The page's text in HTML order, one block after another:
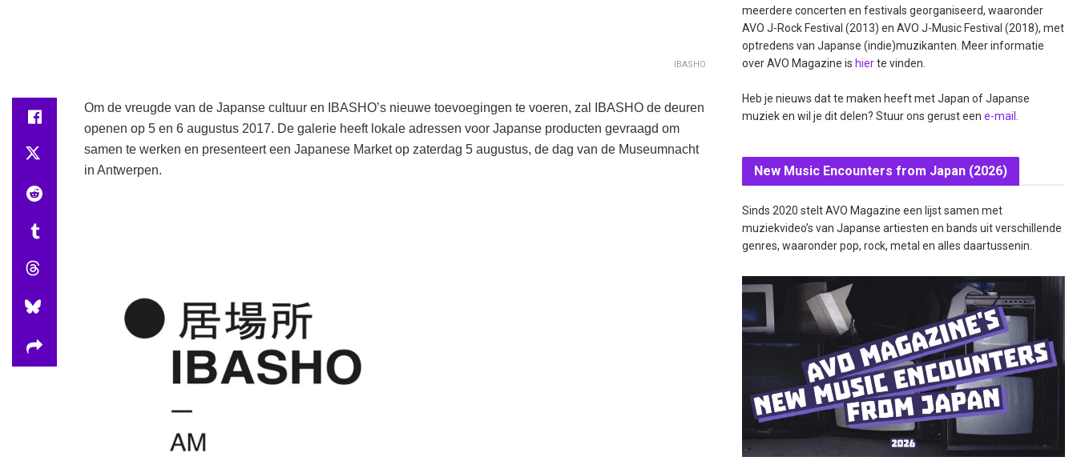
IBASHO
Om de vreugde van de Japanse cultuur en IBASHO’s nieuwe toevoegingen te voeren, zal IBASHO de deuren
openen op 5 en 6 augustus 2017. De galerie heeft lokale adressen voor Japanse producten gevraagd om
samen te werken en presenteert een Japanese Market op zaterdag 5 augustus, de dag van de Museumnacht
in Antwerpen.
meerdere concerten en festivals georganiseerd, waaronder
AVO J-Rock Festival (2013) en AVO J-Music Festival (2018), met
optredens van Japanse (indie)muzikanten. Meer informatie
over AVO Magazine is hierte vinden.
Heb je nieuws dat te maken heeft met Japan of Japanse
muziek en wil je dit delen? Stuur ons gerust een e-mail
New Music Encounters from Japan (2026)
Sinds 2020 stelt AVO Magazine een lijst samen met
muziekvideo’s van Japanse artiesten en bands uit verschillende
genres, waaronder pop, rock, metal en alles daartussenin.